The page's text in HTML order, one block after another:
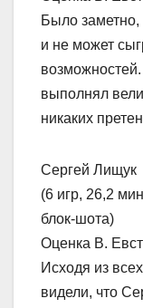
Было заметно,
и не может
выполнял
никаких
Сергей Лищук
(6 игр, 26,2
блок-шота)
Оценка В.
Исходя из
видели, что